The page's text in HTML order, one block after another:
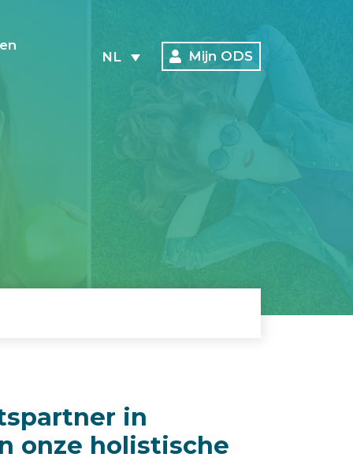
NL Mijn ODS
in
onze holistische